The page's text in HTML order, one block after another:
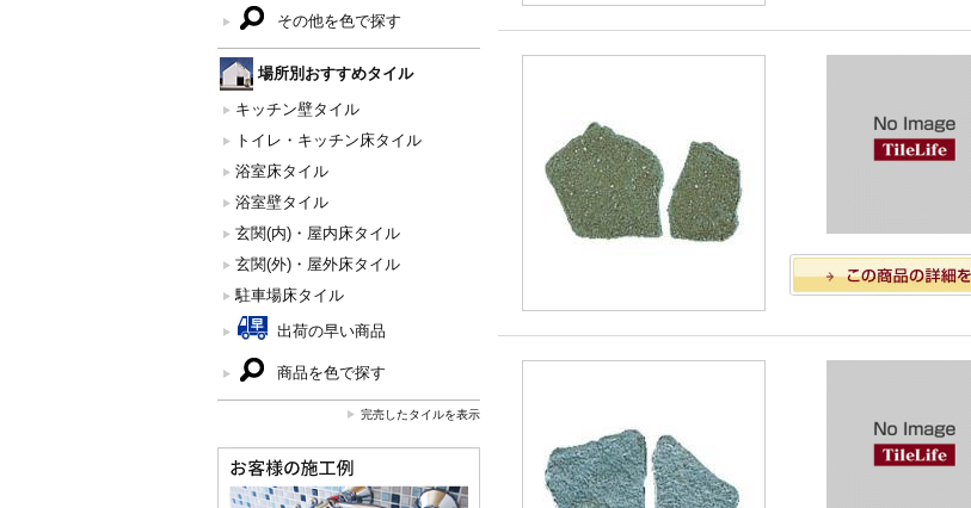
その他を色で探す
場所別おすすめタイル
キッチン壁タイル
トイレ・キッチン床タイル
浴室床タイル
浴室壁タイル
玄関(内)・屋内床タイル
玄関(外)・屋外床タイル
駐車場床タイル
出荷の早い商品
商品を色で探す
完売したタイルを表示